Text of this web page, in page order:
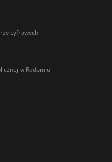
cyfrowych
w Radomiu